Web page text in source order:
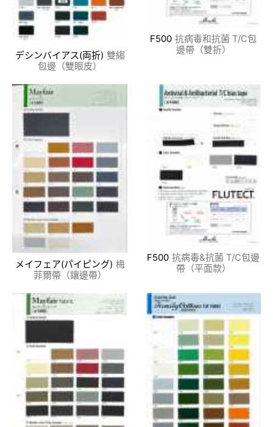
デシンバイアス(両折) 雙縐
包邊（雙眼皮）
F500 抗病毒和抗菌 T/C包
邊帶（雙折）
メイフェア(パイピング) 梅
菲爾帶（鑲邊帶）
F500 抗病毒&抗菌 T/C包邊
帶（平面款）